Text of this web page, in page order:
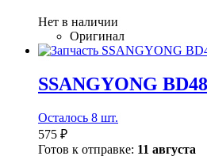
Нет в наличии
Оригинал
SSANGYONG
Осталось 8 шт.
575 ₽
Готов к отправке: 11 августа